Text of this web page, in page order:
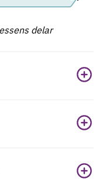
delar